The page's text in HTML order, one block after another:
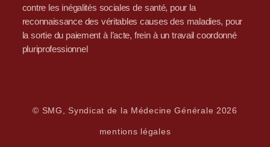
contre les inégalités sociales de santé, pour la
reconnaissance des véritables causes des maladies, pour
la sortie du paiement à l’acte, frein à un travail coordonné
pluriprofessionnel
© SMG, Syndicat de la Médecine Générale 2026
mentions légales